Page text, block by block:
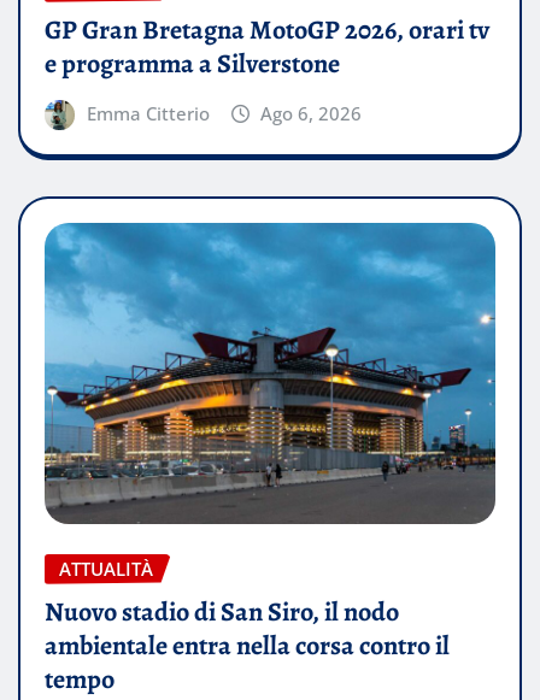
GP Gran Bretagna MotoGP 2026, orari tv
e programma a Silverstone
Emma Citterio Ago 6, 2026
ATTUALITÀ
Nuovo stadio di San Siro, il nodo
ambientale entra nella corsa contro il
tempo